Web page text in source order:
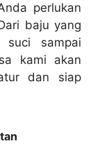
perlukan
baju yang
suci sampai
kami akan
dan siap